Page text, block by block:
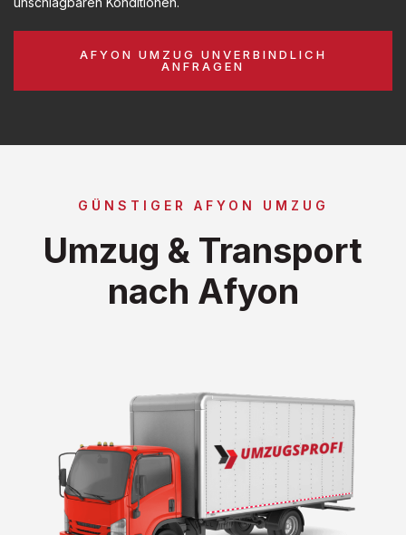
AFYON UMZUG UNVERBINDLICH
ANFRAGEN
GÜNSTIGER AFYON UMZUG
Umzug & Transport
nach Afyon